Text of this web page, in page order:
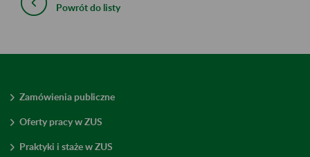
Powrót do listy
Zamówienia publiczne
Oferty pracy w ZUS
Praktyki i staże w ZUS